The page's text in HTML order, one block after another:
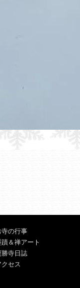
寺の行事
蹟＆禅アート
勝寺日誌
クセス